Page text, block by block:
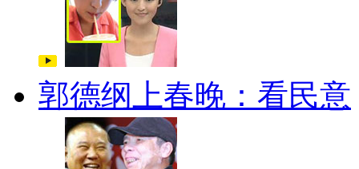
郭德纲上春晚：看民意